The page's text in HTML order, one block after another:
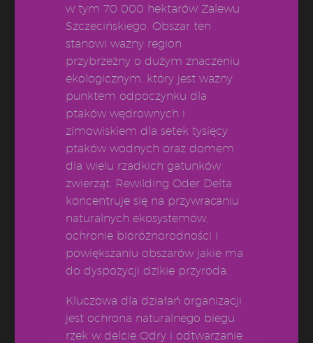
w tym 70 000 hektarów Zalewu
Szczecińskiego. Obszar ten
stanowi ważny region
przybrzeżny o dużym znaczeniu
ekologicznym, który jest ważny
punktem odpoczynku dla
ptaków wędrownych i
zimowiskiem dla setek tysięcy
ptaków wodnych oraz domem
dla wielu rzadkich gatunków
zwierząt. Rewilding Oder Delta
koncentruje się na przywracaniu
naturalnych ekosystemów,
ochronie bioróżnorodności i
powiększaniu obszarów jakie ma
do dyspozycji dzikie przyroda.
Kluczowa dla działań organizacji
jest ochrona naturalnego biegu
rzek w delcie Odry i odtwarzanie